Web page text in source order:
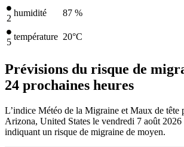
2
humidité 87 %
5
température 20°C
Prévisions du risque de
24 prochaines heures
L’indice Météo de la Migraine et Maux de tête
Arizona, United States le vendredi 7 août 2026
indiquant un risque de migraine de moyen.